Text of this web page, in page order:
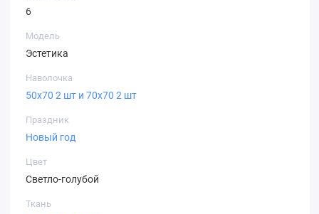
6
Модель
Эстетика
Наволочка
50х70 2 шт и 70х70 2 шт
Праздник
Новый год
Цвет
Светло-голубой
Ткань